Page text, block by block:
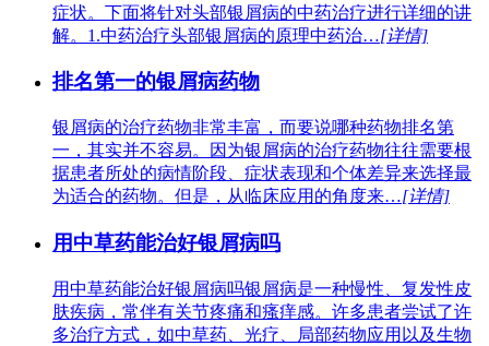
症状。下面将针对头部银屑病的中药治疗进行详细的讲
解。1.中药治疗头部银屑病的原理中药治…[详情]
排名第一的银屑病药物
银屑病的治疗药物非常丰富，而要说哪种药物排名第
一，其实并不容易。因为银屑病的治疗药物往往需要根
据患者所处的病情阶段、症状表现和个体差异来选择最
为适合的药物。但是，从临床应用的角度来…[详情]
用中草药能治好银屑病吗
用中草药能治好银屑病吗银屑病是一种慢性、复发性皮
肤疾病，常伴有关节疼痛和瘙痒感。许多患者尝试了许
多治疗方式，如中草药、光疗、局部药物应用以及生物